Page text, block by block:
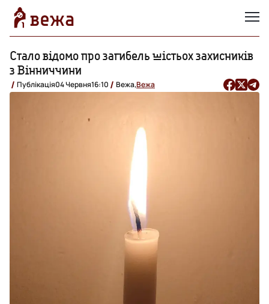
Стало відомо про загибель шістьох захисників
з Вінниччини
Публікація04 Червня16:10 Вежа,Вежа